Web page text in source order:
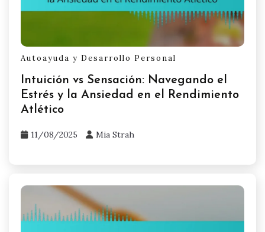
Autoayuda y Desarrollo Personal
Intuición vs Sensación: Navegando el
Estrés y la Ansiedad en el Rendimiento
Atlético
11/08/2025 Mia Strah